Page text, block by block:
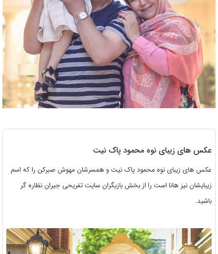
عکس های زیبای نوه محمود پاک نیت
عکس های زیبای نوه محمود پاک نیت و همسرشان مهوش صبرکن را که اسم
زیبایشان نیز هانا است را از بخش بازیگران سایت تفریحی جیران نظاره گر
باشید.